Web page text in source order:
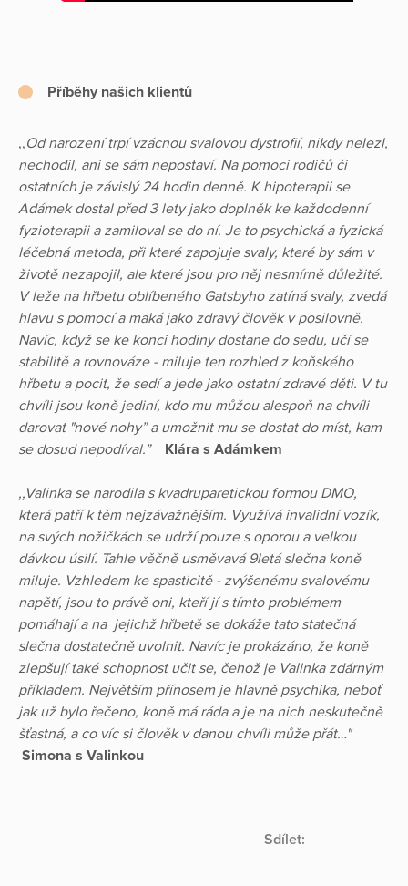
Příběhy našich klientů
,,Od narození trpí vzácnou svalovou dystrofií, nikdy nelezl,
nechodil, ani se sám nepostaví. Na pomoci rodičů či
ostatních je závislý 24 hodin denně. K hipoterapii se
Adámek dostal před 3 lety jako doplněk ke každodenní
fyzioterapii a zamiloval se do ní. Je to psychická a fyzická
léčebná metoda, při které zapojuje svaly, které by sám v
životě nezapojil, ale které jsou pro něj nesmírně důležité.
V leže na hřbetu oblíbeného Gatsbyho zatíná svaly, zvedá
hlavu s pomocí a maká jako zdravý člověk v posilovně.
Navíc, když se ke konci hodiny dostane do sedu, učí se
stabilitě a rovnováze - miluje ten rozhled z koňského
hřbetu a pocit, že sedí a jede jako ostatní zdravé děti. V tu
chvíli jsou koně jediní, kdo mu můžou alespoň na chvíli
darovat "nové nohy” a umožnit mu se dostat do míst, kam
se dosud nepodíval.”
Klára s Adámkem
,,Valinka se narodila s kvadruparetickou formou DMO,
která patří k těm nejzávažnějším. Využívá invalidní vozík,
na svých nožičkách se udrží pouze s oporou a velkou
dávkou úsilí. Tahle věčně usměvavá 9letá slečna koně
miluje. Vzhledem ke spasticitě - zvýšenému svalovému
napětí, jsou to právě oni, kteří jí s tímto problémem
pomáhají a na jejichž hřbetě se dokáže tato statečná
slečna dostatečně uvolnit. Navíc je prokázáno, že koně
zlepšují také schopnost učit se, čehož je Valinka zdárným
příkladem. Největším přínosem je hlavně psychika, neboť
jak už bylo řečeno, koně má ráda a je na nich neskutečně
šťastná, a co víc si člověk v danou chvíli může přát…"
Simona s Valinkou
Sdílet: